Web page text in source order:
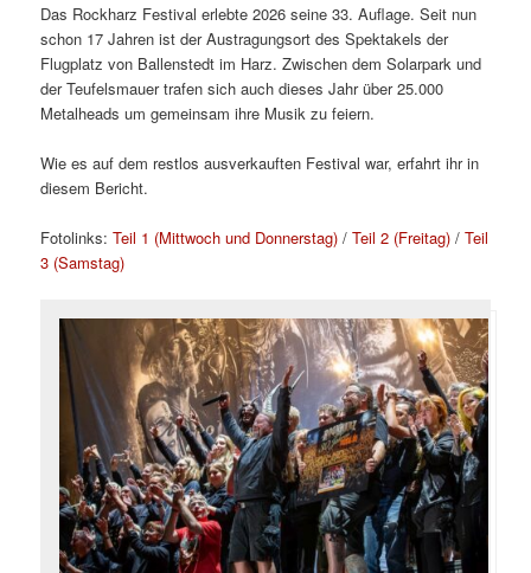
Das Rockharz Festival erlebte 2026 seine 33. Auflage. Seit nun
schon 17 Jahren ist der Austragungsort des Spektakels der
Flugplatz von Ballenstedt im Harz. Zwischen dem Solarpark und
der Teufelsmauer trafen sich auch dieses Jahr über 25.000
Metalheads um gemeinsam ihre Musik zu feiern.
Wie es auf dem restlos ausverkauften Festival war, erfahrt ihr in
diesem Bericht.
Fotolinks:Teil 1 (Mittwoch und Donnerstag) /Teil 2 (Freitag) /Teil
3 (Samstag)